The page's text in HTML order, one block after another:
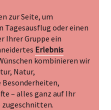
zur Seite, um
oder einen
Ihrer Gruppe ein
Erlebnis
kombinieren wir
Natur,
– alles ganz auf Ihr
zugeschnitten.